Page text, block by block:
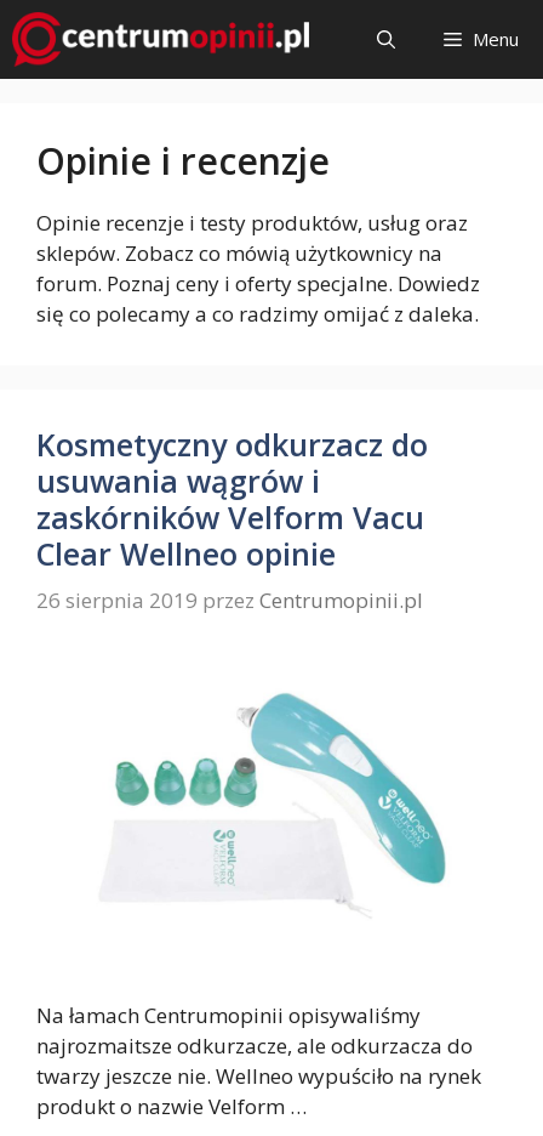
Przejdź
do
treści
Menu
Opinie i recenzje
Opinie recenzje i testy produktów, usług oraz
sklepów. Zobacz co mówią użytkownicy na
forum. Poznaj ceny i oferty specjalne. Dowiedz
się co polecamy a co radzimy omijać z daleka.
Kosmetyczny odkurzacz do
usuwania wągrów i
zaskórników Velform Vacu
Clear Wellneo opinie
26 sierpnia 2019 przez Centrumopinii.pl
Na łamach Centrumopinii opisywaliśmy
najrozmaitsze odkurzacze, ale odkurzacza do
twarzy jeszcze nie. Wellneo wypuściło na rynek
produkt o nazwie Velform …